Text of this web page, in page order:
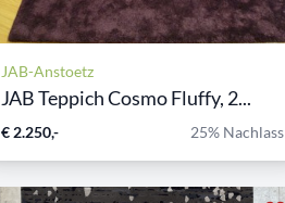
JAB-Anstoetz
JAB Teppich Cosmo Fluffy, 2...
€ 2.250,- 25% Nachlass